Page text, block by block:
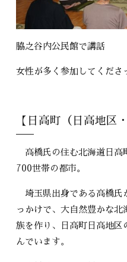
脇之谷内公民館で講話
女性が多く参加してくださ
【日高町（日高地区
高橋氏の住む北海道日高
700世帯の都市。
埼玉県出身である高橋氏
っかけで、大自然豊かな
族を作り、日高町日高地区
んでいます。